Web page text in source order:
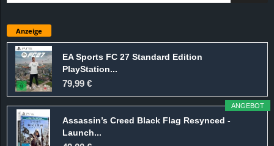
Anzeige
EA Sports FC 27 Standard Edition
PlayStation...
79,99 €
ANGEBOT
Assassin’s Creed Black Flag Resynced -
Launch...